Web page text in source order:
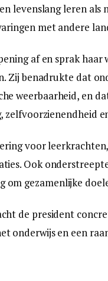
levenslang leren als
met andere
af en sprak
Zij benadrukte dat
weerbaarheid, en
voor
Ook
om gezamenlijke
de president
onderwijs en een